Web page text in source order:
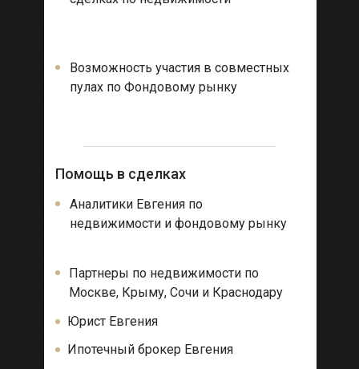
фондовому рынку и лично от
Возможность участия в совместных
пулах по Фондовому рынку
Помощь в сделках
Аналитики Евгения по
недвижимости и фондовому рынку
Партнеры по недвижимости по
Москве, Крыму, Сочи и Краснодару
Юрист Евгения
Ипотечный брокер Евгения